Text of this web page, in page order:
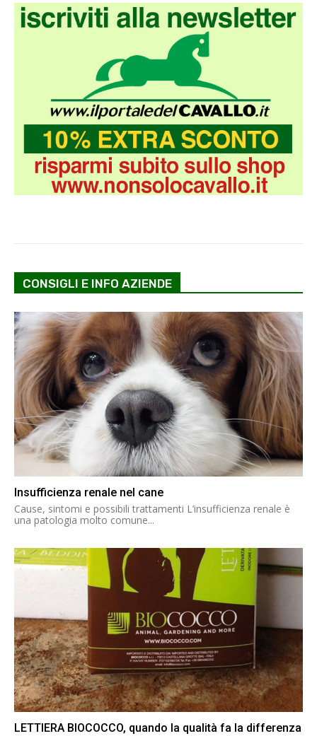
CONSIGLI E INFO AZIENDE
Insufficienza renale nel cane
Cause, sintomi e possibili trattamenti L’insufficienza renale è
una patologia molto comune...
LETTIERA BIOCOCCO, quando la qualità fa la differenza